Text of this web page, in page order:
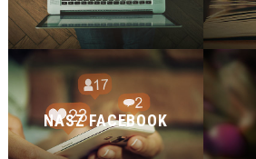
NASZ FACEBOOK